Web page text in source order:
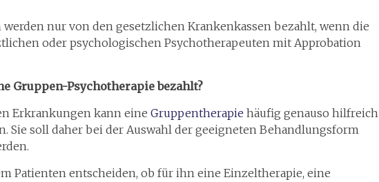
nur von den gesetzlichen Krankenkassen bezahlt, wenn die
oder psychologischen Psychotherapeuten mit Approbation
Gruppen-Psychotherapie bezahlt?
Erkrankungen kann eine Gruppentherapie häufig genauso hilfreich
Sie soll daher bei der Auswahl der geeigneten Behandlungsform
Patienten entscheiden, ob für ihn eine Einzeltherapie, eine